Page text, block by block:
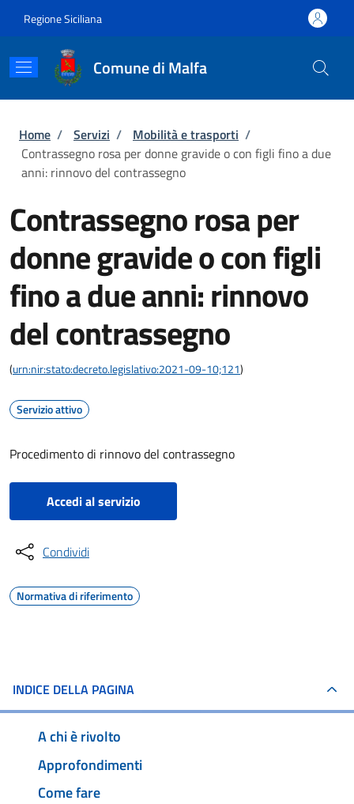
Regione Siciliana
Comune di Malfa
Briciole di pane
Home / Servizi / Mobilità e trasporti /
Contrassegno rosa per donne gravide o con figli fino a due
anni: rinnovo del contrassegno
Contrassegno rosa per
donne gravide o con figli
fino a due anni: rinnovo
del contrassegno
(urn:nir:stato:decreto.legislativo:2021-09-10;121)
Servizio attivo
Procedimento di rinnovo del contrassegno
Accedi al servizio
Condividi
Normativa di riferimento
INDICE DELLA PAGINA
A chi è rivolto
Approfondimenti
Come fare